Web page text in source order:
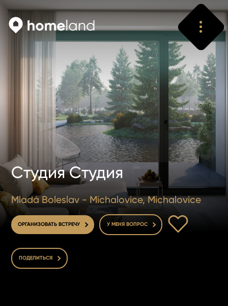
Студия Студия
Mladá Boleslav - Michalovice, Michalovice
ОРГАНИЗОВАТЬ ВСТРЕЧУ У МЕНЯ ВОПРОС
ПОДЕЛИТЬСЯ
Vyhledat